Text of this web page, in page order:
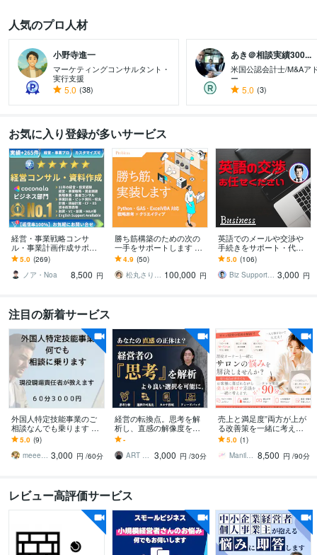
人気のプロ人材
小野寺進一
マーケティングコンサルタント・
実行支援
5.0 (38)
あき＠相談実績300...
米国公認会計士/M&Aア
ー
5.0 (3)
お気に入り登録が多いサービス
経営・事業戦略コンサ
ル・事業計画作成サポー
トします 億円超の資金調
達・実績多数 | 経営13年
のプロがサポート
5.0 (269)
ノア・Noa
8,500 円
勝ち筋構築のための次の
一手をサポートします Pyt
hon・GAS・ExcelVBA対
応、デザイン支援も
4.9 (50)
松丸さりり｜シネステティカ 100,000 円
英語でのメールや交渉や
手続きをサポート・代行
します 【プロにお任せ】
海外との英文やり取り/問
合せ/手続き
5.0 (106)
Biz Support 阿形 清治 3,000 円
注目の新着サービス
外国人特定技能事業のご
相談なんでも乗ります 立
ち上げ段階から課題解決
まで、現役事業責任者が
解決します！
5.0 (9)
meeet310 3,000 円 /60分
経営の転換点。思考を解
析し、直感の解像度を高
めます 自分の判断を地図
のように俯瞰する。全体
像を捉え直す機会を。
-
ART BASE｜思考解析｜齋藤 友樹 3,000 円 /30分
売上と満足度”両方が上が
る改善策を一緒に考えま
す 売り込みが苦手でも、
お客様に喜ばれながら売
上UPを目指します
5.0 (1)
Manil_Design 8,500 円 /90分
レビュー高評価サービス